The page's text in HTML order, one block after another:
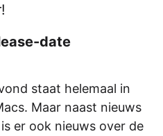
date
staat helemaal in
Maar naast nieuws
er ook nieuws over de